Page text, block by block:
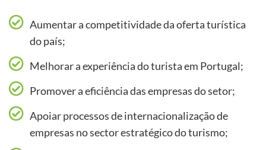
Aumentar a competitividade da oferta turística
do país;
Melhorar a experiência do turista em Portugal;
Promover a eficiência das empresas do setor;
Apoiar processos de internacionalização de
empresas no sector estratégico do turismo;